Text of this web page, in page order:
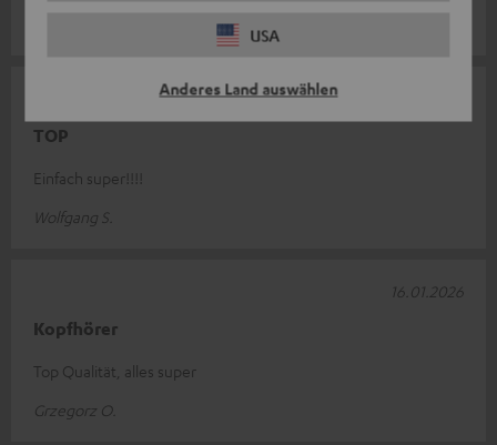
USA
Anderes Land auswählen
TOP
Einfach super!!!!
Wolfgang S.
Kopfhörer
Top Qualität, alles super
Grzegorz O.
16.01.2026